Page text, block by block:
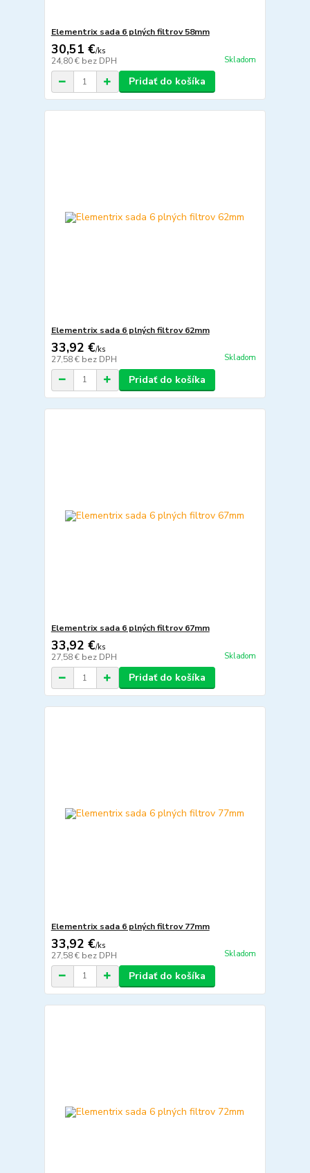
Elementrix sada 6 plných filtrov 58mm
30,51 €/ks
24,80 € bez DPH Skladom
Pridať do košíka
Elementrix sada 6 plných filtrov 62mm
33,92 €/ks
27,58 € bez DPH Skladom
Pridať do košíka
Elementrix sada 6 plných filtrov 67mm
33,92 €/ks
27,58 € bez DPH Skladom
Pridať do košíka
Elementrix sada 6 plných filtrov 77mm
33,92 €/ks
27,58 € bez DPH Skladom
Pridať do košíka